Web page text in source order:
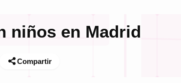
niños en Madrid
Compartir